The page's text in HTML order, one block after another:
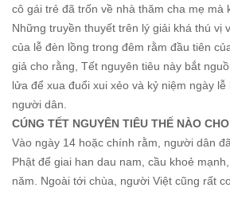
cô gái trẻ đã trốn về nhà thăm cha mẹ mà
Những truyền thuyết trên lý giải khá thú vị
của lễ đèn lồng trong đêm rằm đầu tiên
giả cho rằng, Tết nguyên tiêu này bắt
lửa để xua đuổi xui xẻo và kỷ niệm ngày lễ
người dân.
CÚNG TẾT NGUYÊN TIÊU THẾ NÀO
Vào ngày 14 hoặc chính rằm, người dân
Phật để giai han dau nam, cầu khoẻ
năm. Ngoài tới chùa, người Việt cũng rất